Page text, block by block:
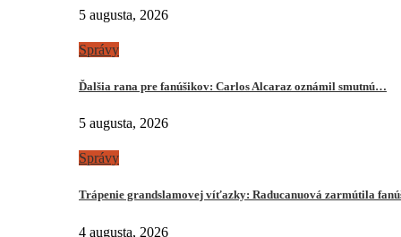
5 augusta, 2026
Správy
Ďalšia rana pre fanúšikov: Carlos Alcaraz oznámil smutnú…
5 augusta, 2026
Správy
Trápenie grandslamovej víťazky: Raducanuová zarmútila
4 augusta, 2026